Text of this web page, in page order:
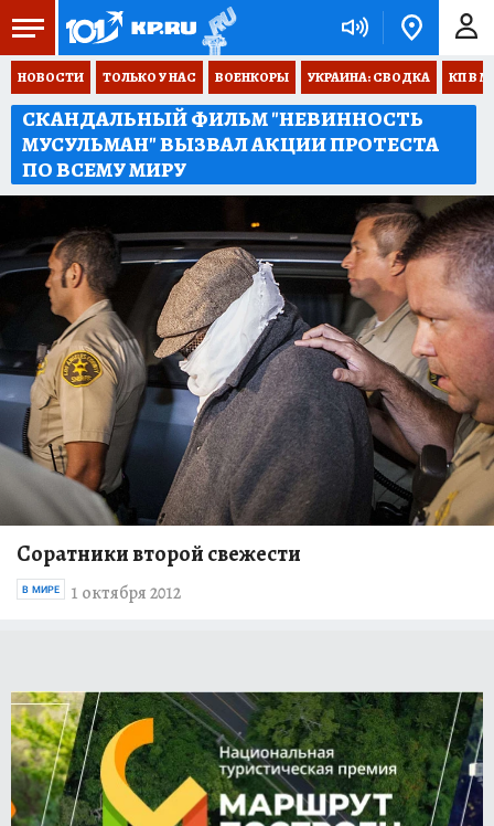
НОВОСТИ ТОЛЬКО У НАС ВОЕНКОРЫ УКРАИНА: СВОДКА КП В
СКАНДАЛЬНЫЙ ФИЛЬМ "НЕВИННОСТЬ
МУСУЛЬМАН" ВЫЗВАЛ АКЦИИ ПРОТЕСТА
ПО ВСЕМУ МИРУ
Соратники второй свежести
1 октября 2012
В МИРЕ